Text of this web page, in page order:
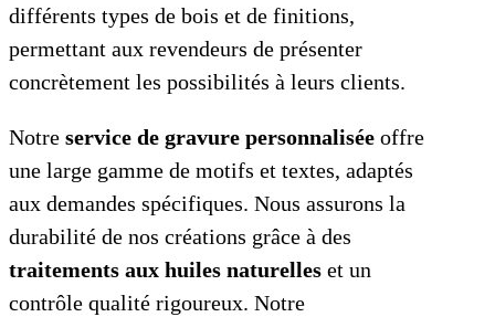
différents types de bois et de finitions,
permettant aux revendeurs de présenter
concrètement les possibilités à leurs clients.
Notre service de gravure personnalisée offre
une large gamme de motifs et textes, adaptés
aux demandes spécifiques. Nous assurons la
durabilité de nos créations grâce à des
traitements aux huiles naturelles et un
contrôle qualité rigoureux. Notre